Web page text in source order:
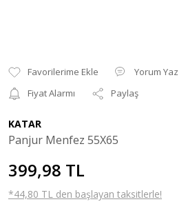
Yorum Yaz
Fiyat Alarmı
Paylaş
KATAR
Panjur Menfez 55X65
399,98 TL
*44,80 TL den başlayan taksitlerle!